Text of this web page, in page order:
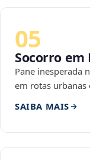
05
Socorro em
Pane inesperada
em rotas urbanas
SAIBA MAIS